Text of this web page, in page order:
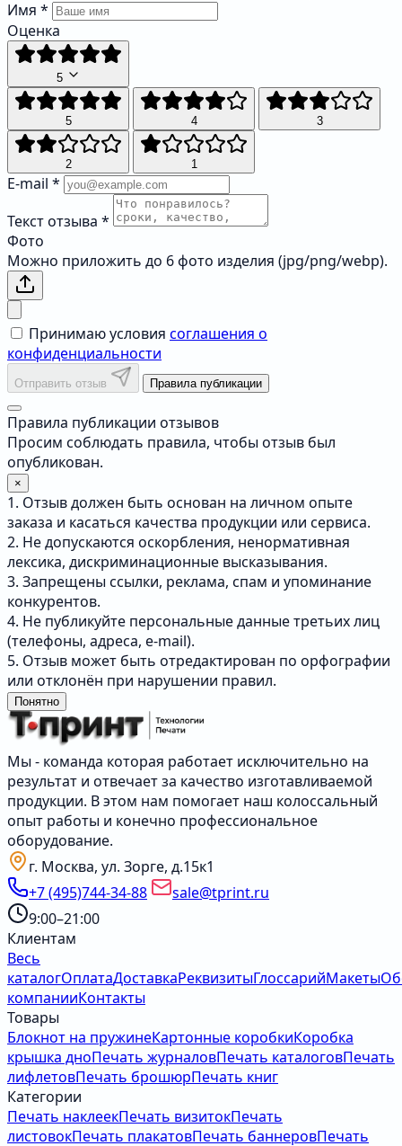
Имя *
Оценка
5
5 4 3
2 1
E-mail *
Текст отзыва *
Фото
Можно приложить до 6 фото изделия (jpg/png/webp).
Принимаю условия соглашения о
конфиденциальности
Отправить отзыв Правила публикации
Правила публикации отзывов
Просим соблюдать правила, чтобы отзыв был
опубликован.
×
1. Отзыв должен быть основан на личном опыте
заказа и касаться качества продукции или сервиса.
2. Не допускаются оскорбления, ненормативная
лексика, дискриминационные высказывания.
3. Запрещены ссылки, реклама, спам и упоминание
конкурентов.
4. Не публикуйте персональные данные третьих лиц
(телефоны, адреса, e-mail).
5. Отзыв может быть отредактирован по орфографии
или отклонён при нарушении правил.
Понятно
Мы - команда которая работает исключительно на
результат и отвечает за качество изготавливаемой
продукции. В этом нам помогает наш колоссальный
опыт работы и конечно профессиональное
оборудование.
г. Москва, ул. Зорге, д.15к1
+7 (495)744-34-88
sale@tprint.ru
9:00–21:00
Клиентам
Весь
каталогОплатаДоставкаРеквизитыГлоссарийМакеты
компанииКонтакты
Товары
Блокнот на пружинеКартонные коробкиКоробка
крышка дноПечать журналовПечать каталоговПечать
лифлетовПечать брошюрПечать книг
Категории
Печать наклеекПечать визитокПечать
листовокПечать плакатовПечать баннеровПечать